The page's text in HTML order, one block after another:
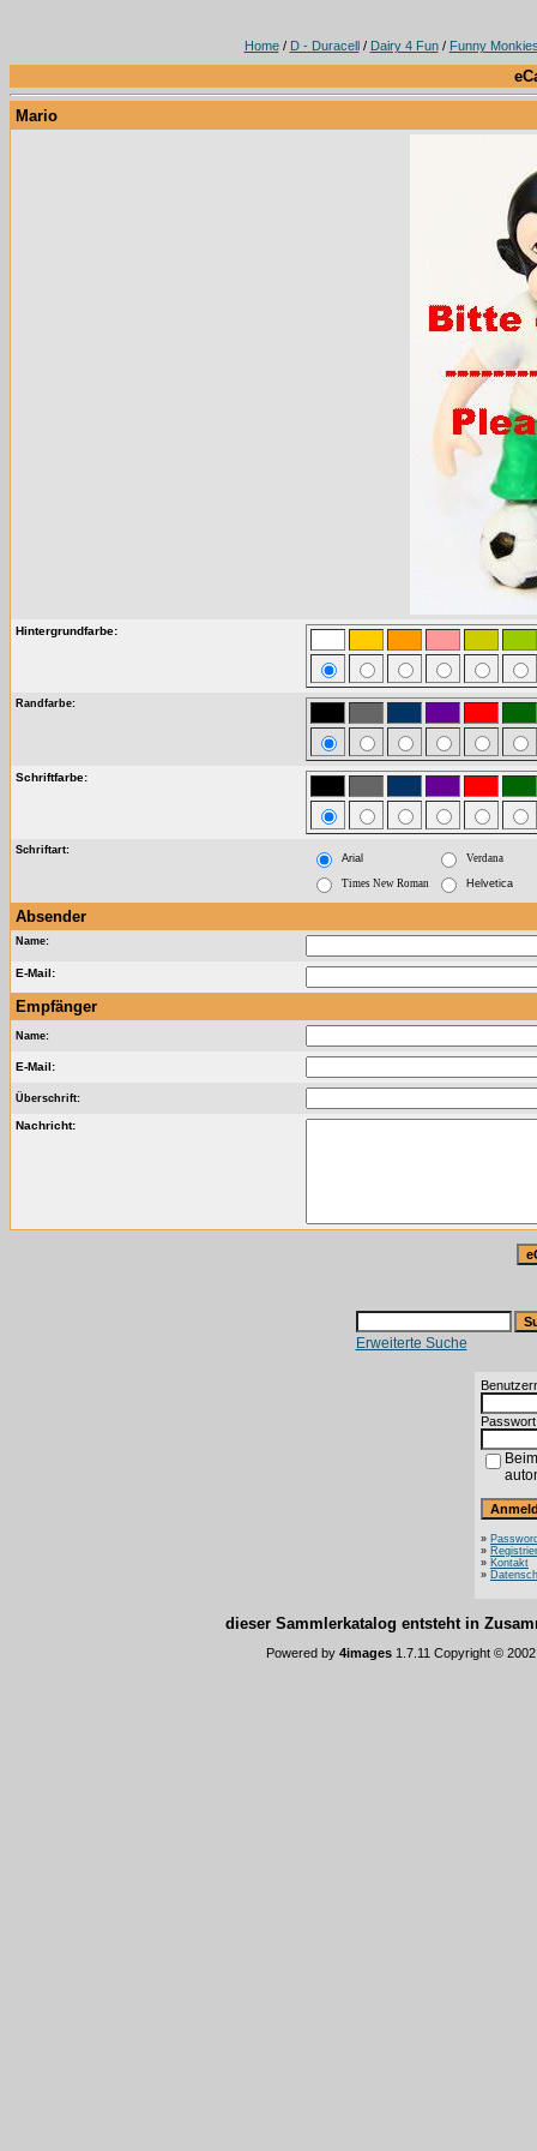
Home/ D - Duracell/ Dairy 4 Fun/ Funny
Mario
Hintergrundfarbe:
Randfarbe:
Schriftfarbe:
Schriftart:
Arial Verdana
Times New Roman Helvetica
Absender
Name:
E-Mail:
Empfänger
Name:
E-Mail:
Überschrift:
Nachricht:
Erweiterte Suche
»
»
» Kontakt
»
dieser Sammlerkatalog entsteht in
Powered by 4images 1.7.11 Copyright ©